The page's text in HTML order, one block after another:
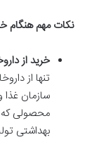
نکات مهم هنگام
خرید از
تنها از
سازمان
محصولی که
بهداشتی